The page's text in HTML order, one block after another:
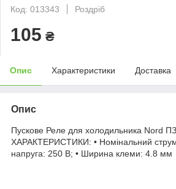
Код: 013343
Роздріб
105 ₴
Опис Характеристики Доставка
Опис
Пускове Реле для холодильника Nord
ХАРАКТЕРИСТИКИ: • Номінальний
напруга: 250 В; • Ширина клеми: 4.8 мм